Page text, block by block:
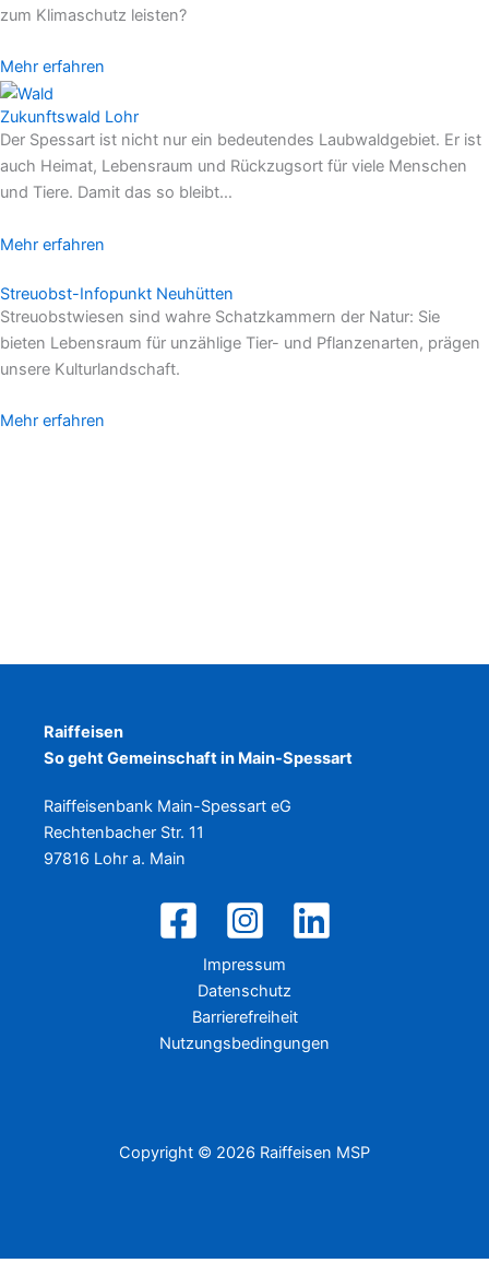
zum Klimaschutz leisten?
Mehr erfahren
Zukunftswald Lohr
Der Spessart ist nicht nur ein bedeutendes Laubwaldgebiet. Er ist
auch Heimat, Lebensraum und Rückzugsort für viele Menschen
und Tiere. Damit das so bleibt…
Mehr erfahren
Streuobst-Infopunkt Neuhütten
Streuobstwiesen sind wahre Schatzkammern der Natur: Sie
bieten Lebensraum für unzählige Tier- und Pflanzenarten, prägen
unsere Kulturlandschaft.
Mehr erfahren
Raiffeisen
So geht Gemeinschaft in Main-Spessart
Raiffeisenbank Main-Spessart eG
Rechtenbacher Str. 11
97816 Lohr a. Main
Impressum
Datenschutz
Barrierefreiheit
Nutzungsbedingungen
Copyright © 2026 Raiffeisen MSP